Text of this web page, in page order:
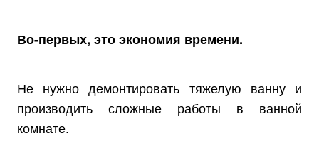
Во-первых, это экономия времени.
Не нужно демонтировать тяжелую ванну и
производить сложные работы в ванной
комнате.